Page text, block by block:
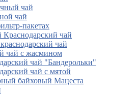
чай
чай
пакетах
чай
чай
чай с жасмином
чай "Бандерольки"
чай с мятой
байховый Мацеста